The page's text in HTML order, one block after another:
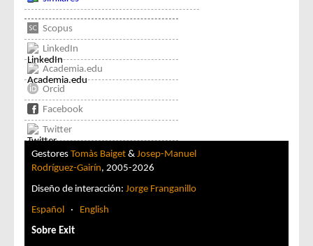
Scopus
LinkedIn
Academia.edu
Orcid
Facebook
Twitter
Gestores Tomàs Baiget & Josep-Manuel
Rodríguez-Gairín, 2005-2026
Diseño de interacción: Jorge Franganillo
Español · English
Sobre Exit